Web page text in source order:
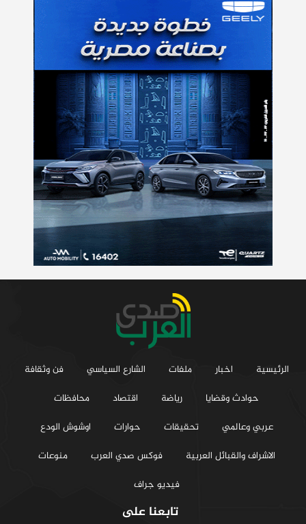
الرئيسية اخبار ملفات الشارع السياسي
فن وثقافة
حوادث وقضايا
رياضة اقتصاد
محافظات
عربي وعالمي
تحقيقات حوارات
اوشوش الودع
الاشراف والقبائل العربية
فوكس صدي العرب
منوعات
فيديو جراف
تابعنا على